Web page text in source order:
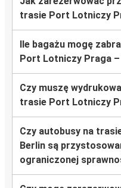
trasie Port Lotniczy
Ile bagażu mogę
Port Lotniczy Praga –
Czy muszę
trasie Port Lotniczy
Czy autobusy na
Berlin są
ograniczonej